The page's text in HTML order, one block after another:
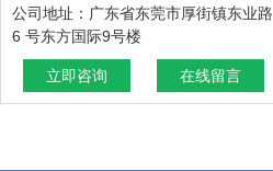
公司地址：广东省东莞市厚街镇东业路
6 号东方国际9号楼
立即咨询 在线留言